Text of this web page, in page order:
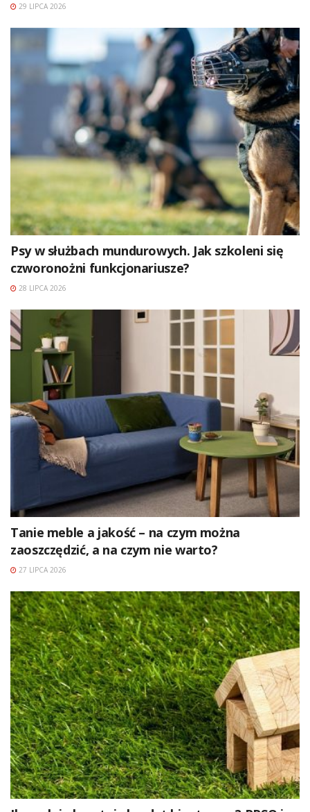
29 LIPCA 2026
Psy w służbach mundurowych. Jak szkoleni się
czworonożni funkcjonariusze?
28 LIPCA 2026
Tanie meble a jakość – na czym można
zaoszczędzić, a na czym nie warto?
27 LIPCA 2026